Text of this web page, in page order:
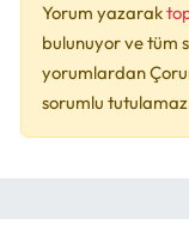
Yorum yazarak
bulunuyor ve tüm
yorumlardan
sorumlu